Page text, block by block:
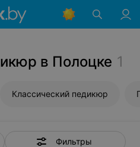
в Полоцке 1
Классический педикюр
Фильтры